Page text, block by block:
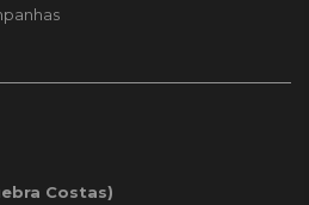
Costas)